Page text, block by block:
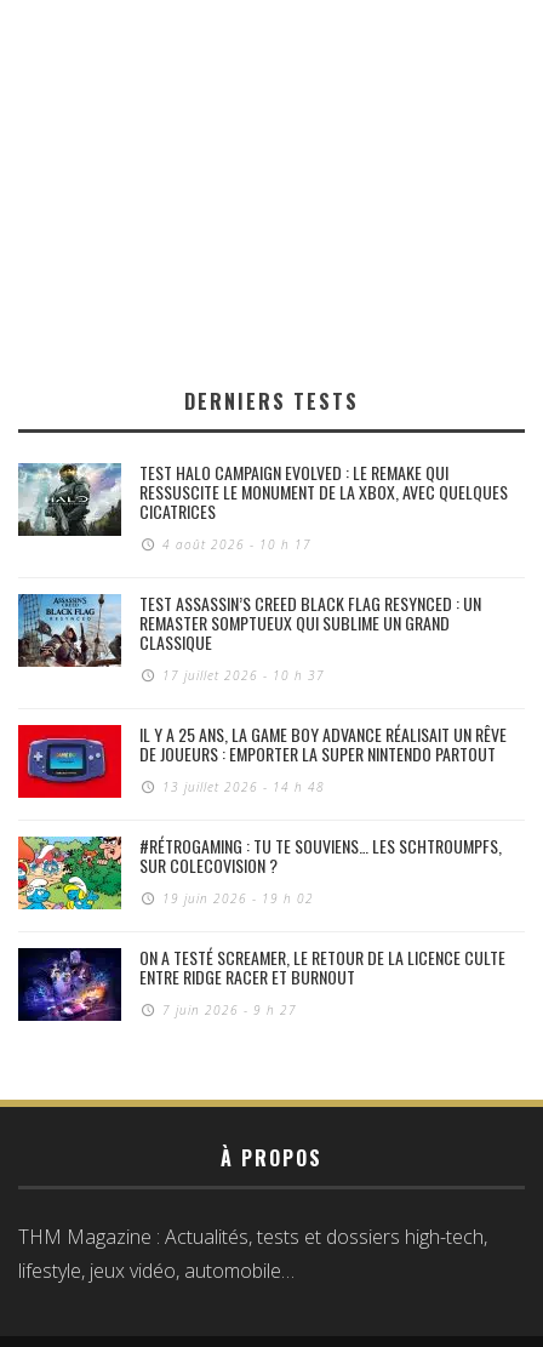
DERNIERS TESTS
TEST HALO CAMPAIGN EVOLVED : LE REMAKE QUI
RESSUSCITE LE MONUMENT DE LA XBOX, AVEC QUELQUES
CICATRICES
4 août 2026 - 10 h 17
TEST ASSASSIN’S CREED BLACK FLAG RESYNCED : UN
REMASTER SOMPTUEUX QUI SUBLIME UN GRAND
CLASSIQUE
17 juillet 2026 - 10 h 37
IL Y A 25 ANS, LA GAME BOY ADVANCE RÉALISAIT UN RÊVE
DE JOUEURS : EMPORTER LA SUPER NINTENDO PARTOUT
13 juillet 2026 - 14 h 48
#RÉTROGAMING : TU TE SOUVIENS… LES SCHTROUMPFS,
SUR COLECOVISION ?
19 juin 2026 - 19 h 02
ON A TESTÉ SCREAMER, LE RETOUR DE LA LICENCE CULTE
ENTRE RIDGE RACER ET BURNOUT
7 juin 2026 - 9 h 27
À PROPOS
THM Magazine : Actualités, tests et dossiers high-tech,
lifestyle, jeux vidéo, automobile…